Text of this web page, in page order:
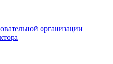
организации